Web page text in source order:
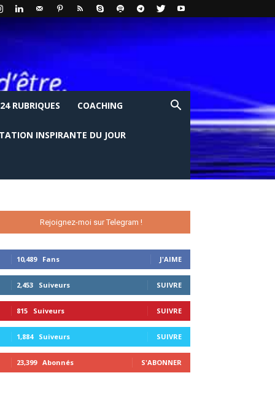
24 RUBRIQUES COACHING
INSPIRANTE DU JOUR
Rejoignez-moi sur Telegram !
10,489 Fans J'AIME
2,453 Suiveurs SUIVRE
815 Suiveurs SUIVRE
1,884 Suiveurs SUIVRE
23,399 Abonnés S'ABONNER